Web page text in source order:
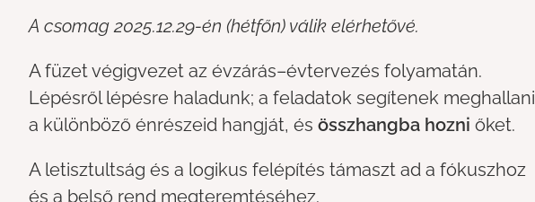
A csomag 2025.12.29-én (hétfőn) válik elérhetővé.
A füzet végigvezet az évzárás–évtervezés folyamatán.
Lépésről lépésre haladunk; a feladatok segítenek meghallani
a különböző énrészeid hangját, és összhangba hozni őket.
A letisztultság és a logikus felépítés támaszt ad a fókuszhoz
és a belső rend megteremtéséhez.